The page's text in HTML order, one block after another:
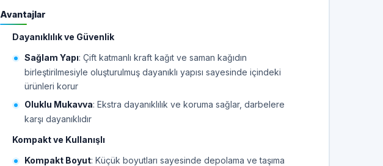
Avantajlar
Dayanıklılık ve Güvenlik
Sağlam Yapı: Çift katmanlı kraft kağıt ve saman kağıdın
birleştirilmesiyle oluşturulmuş dayanıklı yapısı sayesinde içindeki
ürünleri korur
Oluklu Mukavva: Ekstra dayanıklılık ve koruma sağlar, darbelere
karşı dayanıklıdır
Kompakt ve Kullanışlı
Kompakt Boyut: Küçük boyutları sayesinde depolama ve taşıma